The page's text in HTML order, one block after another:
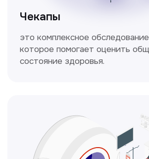
прибора — кольпоскопа.